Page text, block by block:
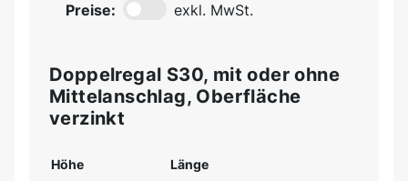
Preise: exkl. MwSt.
Doppelregal S30, mit oder ohne
Mittelanschlag, Oberfläche
verzinkt
Höhe Länge